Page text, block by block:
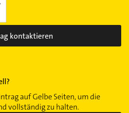
kontaktieren
auf Gelbe Seiten, um die
vollständig zu halten.